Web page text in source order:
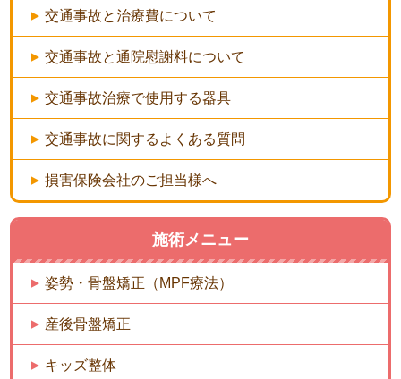
交通事故と治療費について
交通事故と通院慰謝料について
交通事故治療で使用する器具
交通事故に関するよくある質問
損害保険会社のご担当様へ
施術メニュー
姿勢・骨盤矯正（MPF療法）
産後骨盤矯正
キッズ整体